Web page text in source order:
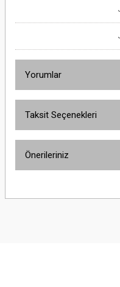
Yorumlar
Taksit Seçenekleri
Önerileriniz
yetersiz gördüğünüz